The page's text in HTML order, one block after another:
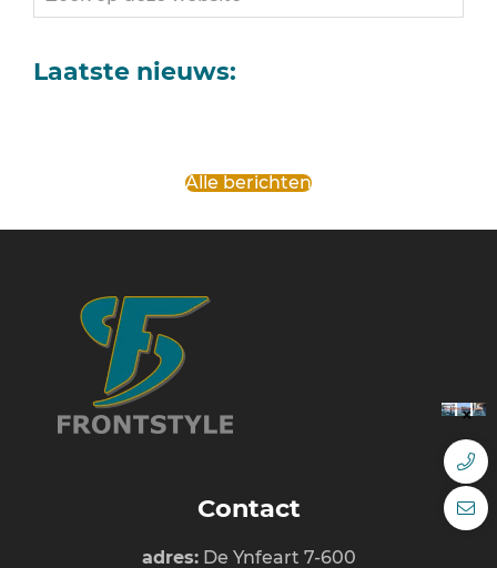
op
website
Laatste nieuws:
Alle berichten
Contact
adres:De Ynfeart 7-600